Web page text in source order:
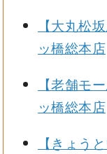
【大丸松
ッ橋総本店
【老舗モ
ッ橋総本店
【きょう